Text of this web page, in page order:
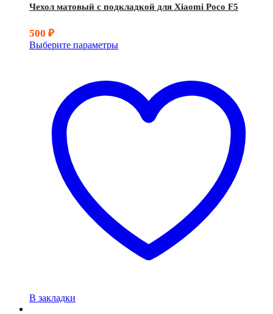
Чехол матовый с подкладкой для Xiaomi Poco F5
500 ₽
Выберите параметры
В закладки